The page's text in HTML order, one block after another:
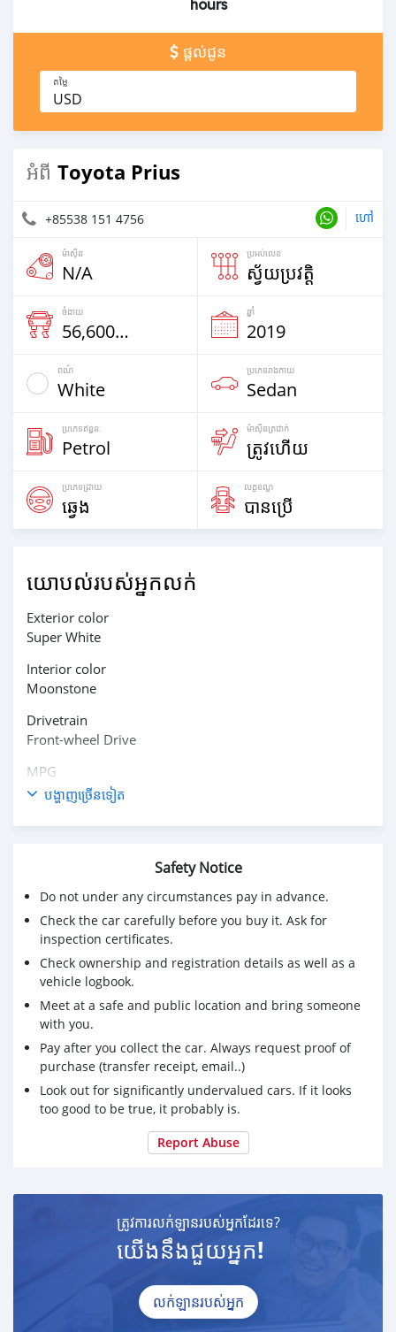
hours
ផ្តល់ជូន
តម្លៃ
USD
អំពី Toyota Prius
+85538 151 4756 ហៅ
ម៉ាស៊ីន
N/A
ប្រអប់លេខ
ស្វ័យប្រវត្តិ
ចំងាយ
56,600 Km
ឆ្នាំ
2019
ពណ៌
White
ប្រភេទ​រាងកាយ
Sedan
ប្រភេទឥន្ធនៈ
Petrol
ម៉ាស៊ីនត្រជាក់
ត្រូវហើយ
ប្រភេទដ្រាយ
ឆ្វេង
លក្ខខណ្ឌ
បានប្រើ
យោបល់របស់អ្នកលក់
Exterior color
Super White
Interior color
Moonstone
Drivetrain
Front-wheel Drive
MPG
54–50
Transmission
56,648 KM
Buy/Drive car with Toyota Warranty , Single owner , No
accident record , Full
service history , Low Kilometer.
Chat Whatsapp : +855381514756
បង្ហាញច្រើនទៀត
Safety Notice
Do not under any circumstances pay in advance.
Check the car carefully before you buy it. Ask for
inspection certificates.
Check ownership and registration details as well as a
vehicle logbook.
Meet at a safe and public location and bring someone
with you.
Pay after you collect the car. Always request proof of
purchase (transfer receipt, email..)
Look out for significantly undervalued cars. If it looks
too good to be true, it probably is.
Report Abuse
ត្រូវការលក់ឡានរបស់អ្នកដែរទេ?
យើងនឹងជួយអ្នក!
លក់ឡានរបស់អ្នក